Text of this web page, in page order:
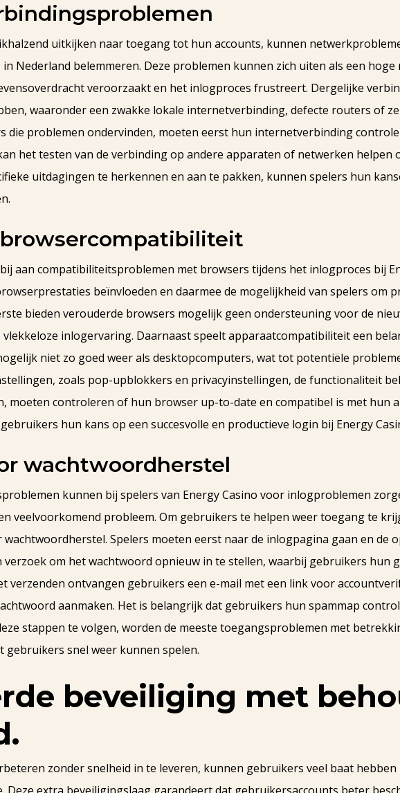
uitkijken naar toegang tot hun accounts, kunnen
Nederland belemmeren. Deze problemen kunnen zich uiten als een
veroorzaakt en het inlogproces frustreert. Dergelijke
waaronder een zwakke lokale internetverbinding, defecte routers of
die problemen ondervinden, moeten eerst hun internetverbinding
het testen van de verbinding op andere apparaten of netwerken helpen
uitdagingen te herkennen en aan te pakken, kunnen spelers hun
aan compatibiliteitsproblemen met browsers tijdens het inlogproces bij
beïnvloeden en daarmee de mogelijkheid van spelers om
bieden verouderde browsers mogelijk geen ondersteuning voor de
inlogervaring. Daarnaast speelt apparaatcompatibiliteit een
niet zo goed weer als desktopcomputers, wat tot potentiële
zoals pop-upblokkers en privacyinstellingen, de functionaliteit
moeten controleren of hun browser up-to-date en compatibel is met hun
hun kans op een succesvolle en productieve login bij Energy
wachtwoordherstel
kunnen bij spelers van Energy Casino voor inlogproblemen
veelvoorkomend probleem. Om gebruikers te helpen weer toegang te
Spelers moeten eerst naar de inlogpagina gaan en de
verzoek om het wachtwoord opnieuw in te stellen, waarbij gebruikers hun
verzenden ontvangen gebruikers een e-mail met een link voor
aanmaken. Het is belangrijk dat gebruikers hun spammap
stappen te volgen, worden de meeste toegangsproblemen met
gebruikers snel weer kunnen spelen.
beveiliging met
zonder snelheid in te leveren, kunnen gebruikers veel baat